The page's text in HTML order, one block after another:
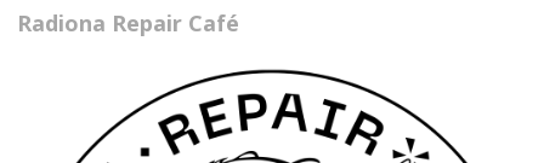
Radiona Repair Café